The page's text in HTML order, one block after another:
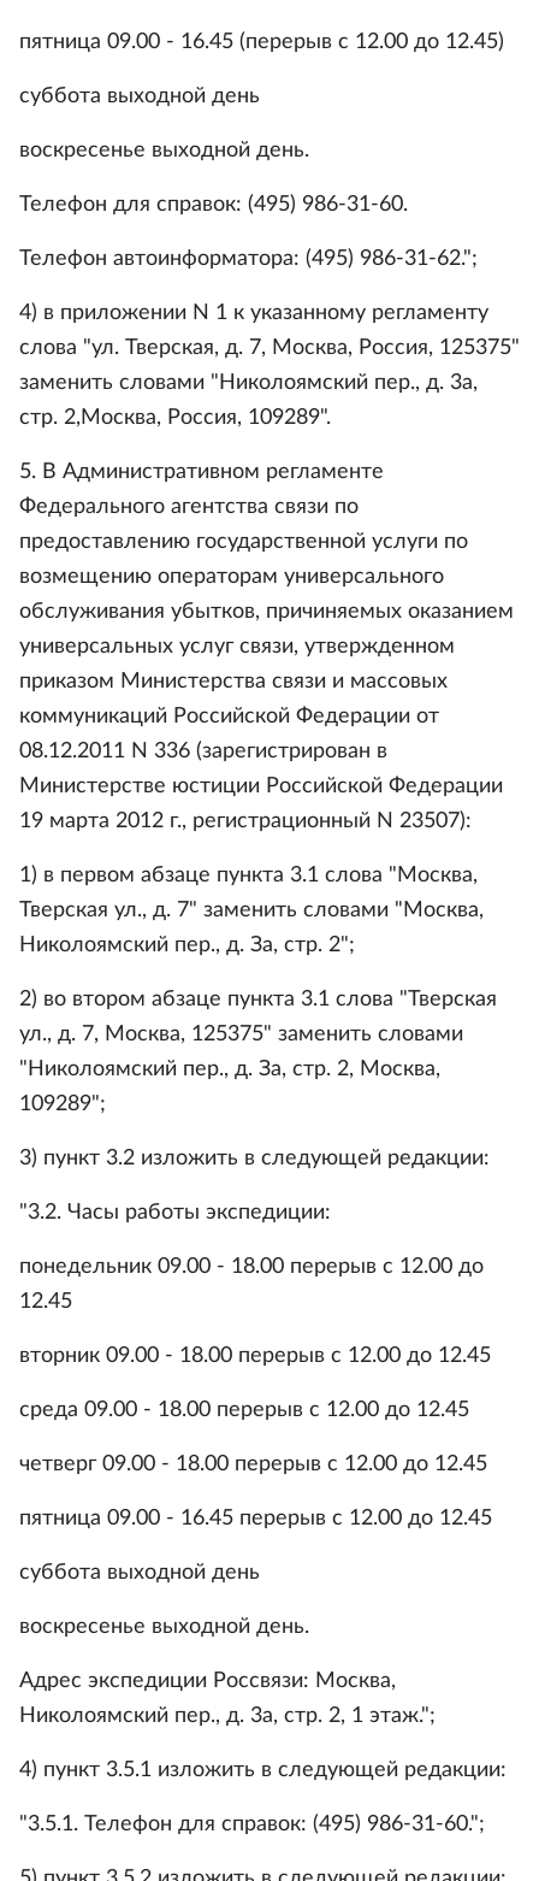
пятница 09.00 - 16.45 (перерыв с 12.00 до 12.45)
суббота выходной день
воскресенье выходной день.
Телефон для справок: (495) 986-31-60.
Телефон автоинформатора: (495) 986-31-62.";
4) в приложении N 1 к указанному регламенту
слова "ул. Тверская, д. 7, Москва, Россия, 125375"
заменить словами "Николоямский пер., д. 3а,
стр. 2,Москва, Россия, 109289".
5. В Административном регламенте
Федерального агентства связи по
предоставлению государственной услуги по
возмещению операторам универсального
обслуживания убытков, причиняемых оказанием
универсальных услуг связи, утвержденном
приказом Министерства связи и массовых
коммуникаций Российской Федерации от
08.12.2011 N 336 (зарегистрирован в
Министерстве юстиции Российской Федерации
19 марта 2012 г., регистрационный N 23507):
1) в первом абзаце пункта 3.1 слова "Москва,
Тверская ул., д. 7" заменить словами "Москва,
Николоямский пер., д. За, стр. 2";
2) во втором абзаце пункта 3.1 слова "Тверская
ул., д. 7, Москва, 125375" заменить словами
"Николоямский пер., д. За, стр. 2, Москва,
109289";
3) пункт 3.2 изложить в следующей редакции:
"3.2. Часы работы экспедиции:
понедельник 09.00 - 18.00 перерыв с 12.00 до
12.45
вторник 09.00 - 18.00 перерыв с 12.00 до 12.45
среда 09.00 - 18.00 перерыв с 12.00 до 12.45
четверг 09.00 - 18.00 перерыв с 12.00 до 12.45
пятница 09.00 - 16.45 перерыв с 12.00 до 12.45
суббота выходной день
воскресенье выходной день.
Адрес экспедиции Россвязи: Москва,
Николоямский пер., д. 3а, стр. 2, 1 этаж.";
4) пункт 3.5.1 изложить в следующей редакции:
"3.5.1. Телефон для справок: (495) 986-31-60.";